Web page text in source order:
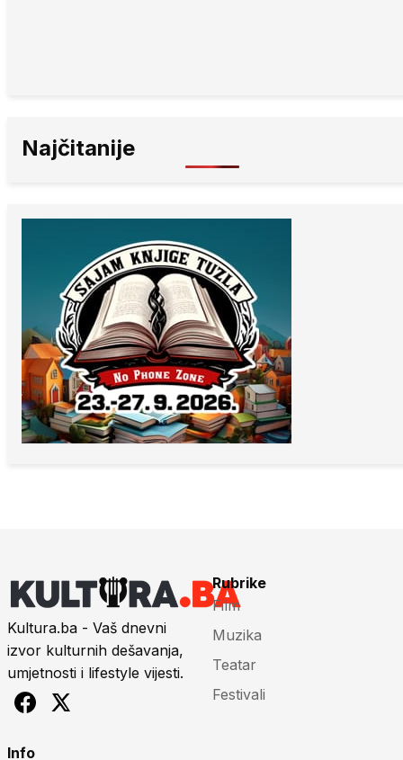
Najčitanije
Kultura.ba - Vaš dnevni
izvor kulturnih dešavanja,
umjetnosti i lifestyle vijesti.
Rubrike
Film
Muzika
Teatar
Festivali
Info